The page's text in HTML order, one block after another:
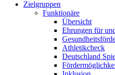
Zielgruppen
Funktionäre
Übersicht
Ehrungen für
Athletikcheck
Deutschland